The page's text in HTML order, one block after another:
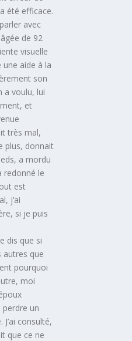
été efficace.
avec
de 92
visuelle
une aide à la
son
a voulu, lui
et
très mal,
plus, donnait
a mordu
redonné le
est
j’ai
si je puis
dis que si
autres que
pourquoi
moi
un
consulté,
que ce ne